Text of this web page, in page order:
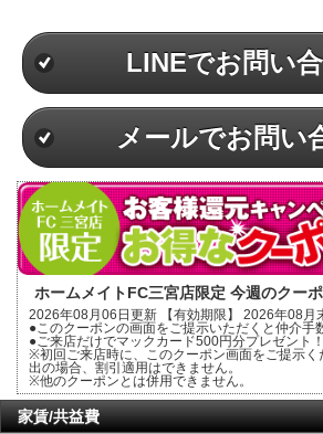
LINEでお問い
メールでお問い
ホームメイトFC三宮店限定 今週のクー
2026年08月06日更新 【有効期限】 2026年08月
●このクーポンの画面をご提示いただくと仲介手
●ご来店だけでマックカード500円分プレゼント！
※初回ご来店時に、このクーポン画面をご提示く
出の場合、割引適用はできません。
※他のクーポンとは併用できません。
家賃/共益費